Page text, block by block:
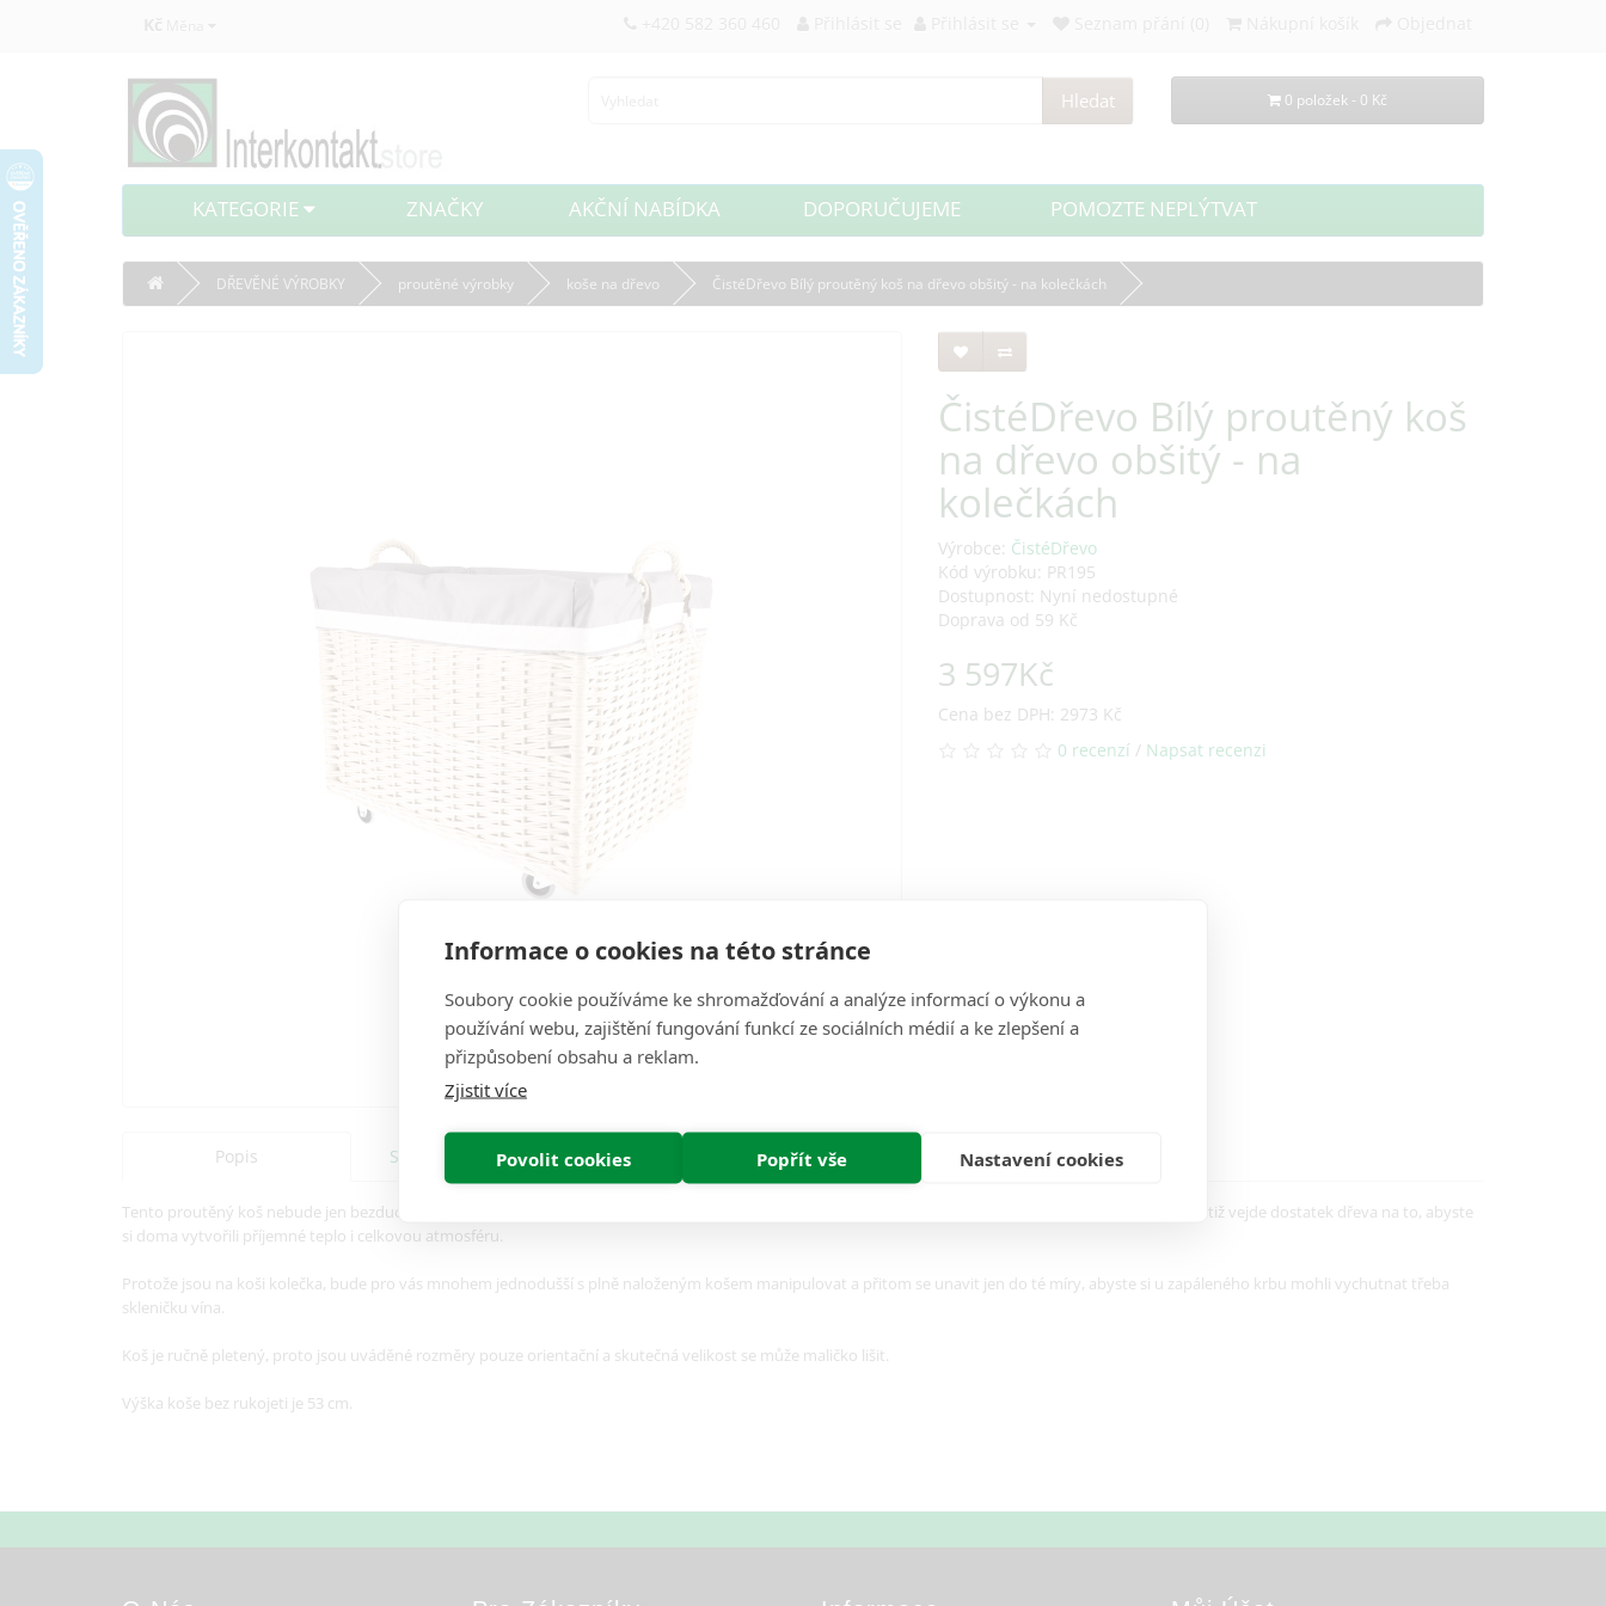
Informace o cookies na této stránce
Soubory cookie používáme ke shromažďování a analýze informací o výkonu a
používání webu, zajištění fungování funkcí ze sociálních médií a ke zlepšení a
přizpůsobení obsahu a reklam.
Zjistit více
Povolit cookies Popřít vše Nastavení cookies
Kč Měna +420 582 360 460 Přihlásit se Přihlásit se Seznam přání (0) Objednat
Hledat 0 položek - 0 Kč
KATEGORIE ZNAČKY AKČNÍ NABÍDKA DOPORUČUJEME POMOZTE NEPLÝTVAT
DŘEVĚNÉ VÝROBKY proutěné výrobky koše na dřevo ČistéDřevo Bílý proutěný koš na dřevo obšitý - na kolečkách
ČistéDřevo Bílý proutěný koš
na dřevo obšitý - na
kolečkách
Výrobce: ČistéDřevo
Kód výrobku: PR195
Dostupnost: Nyní nedostupné
Doprava od 59 Kč
3 597Kč
Cena bez DPH: 2973 Kč
0 recenzí / Napsat recenzi
Popis Specifikace Recenze (0)
Tento proutěný koš nebude jen bezduchou ozdobou ve vašem interiéru, ale prokáže vám také obrovskou službu. Díky své optimální velikosti se do něj totiž vejde dostatek dřeva na to, abyste
si doma vytvořili příjemné teplo i celkovou atmosféru.
Protože jsou na koši kolečka, bude pro vás mnohem jednodušší s plně naloženým košem manipulovat a přitom se unavit jen do té míry, abyste si u zapáleného krbu mohli vychutnat třeba
skleničku vína.
Koš je ručně pletený, proto jsou uváděné rozměry pouze orientační a skutečná velikost se může maličko lišit.
Výška koše bez rukojeti je 53 cm.